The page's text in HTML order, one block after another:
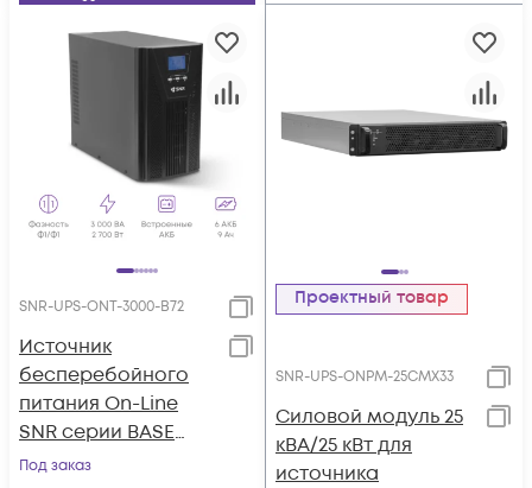
SNR-UPS-ONT-3000-B72
Источник
бесперебойного
питания On-Line
SNR серии BASE
3кВА/2,7кВт, 72VDC
Под заказ
Проектный товар
SNR-UPS-ONPM-25CMX33
Силовой модуль 25
кВА/25 кВт для
источника